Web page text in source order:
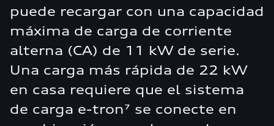
puede recargar con una capacidad
máxima de carga de corriente
alterna (CA) de 11 kW de serie.
Una carga más rápida de 22 kW
en casa requiere que el sistema
de carga e-tron⁷ se conecte en